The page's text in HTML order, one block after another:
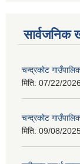
सार्वजनिक
चन्द्रकोट
मिति: 07/22/
चन्द्रकोट
मिति: 09/08/